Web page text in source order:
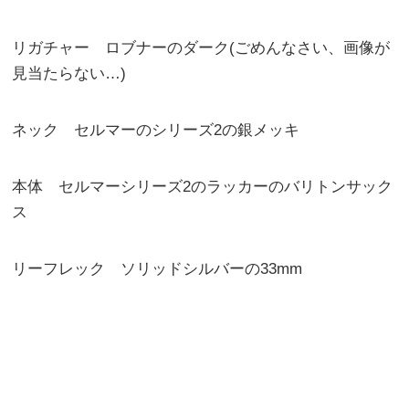
リガチャー ロブナーのダーク(ごめんなさい、画像が
見当たらない…)
ネック セルマーのシリーズ2の銀メッキ
本体 セルマーシリーズ2のラッカーのバリトンサック
ス
リーフレック ソリッドシルバーの33mm